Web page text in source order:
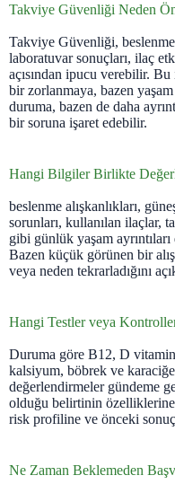
Takviye Güvenliği Neden
Takviye Güvenliği,
laboratuvar sonuçları, ilaç
açısından ipucu verebilir.
bir zorlanmaya, bazen
duruma, bazen de daha
bir soruna işaret edebilir.
Hangi Bilgiler Birlikte
beslenme alışkanlıkları,
sorunları, kullanılan ilaçlar,
gibi günlük yaşam
Bazen küçük görünen bir
veya neden tekrarladığını
Hangi Testler veya
Duruma göre B12, D
kalsiyum, böbrek ve
değerlendirmeler gündeme
olduğu belirtinin
risk profiline ve önceki
Ne Zaman Beklemeden